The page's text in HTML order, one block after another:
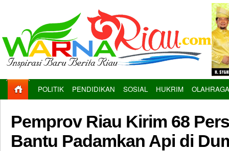
POLITIK PENDIDIKAN SOSIAL HUKRIM OLAHRAGA
Pemprov Riau Kirim 68
Bantu Padamkan Api di